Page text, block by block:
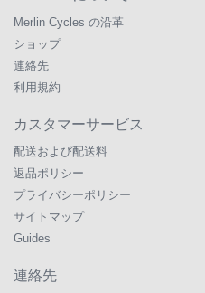
Merlin Cycles の沿革
ショップ
連絡先
利用規約
カスタマーサービス
配送および配送料
返品ポリシー
プライバシーポリシー
サイトマップ
Guides
連絡先